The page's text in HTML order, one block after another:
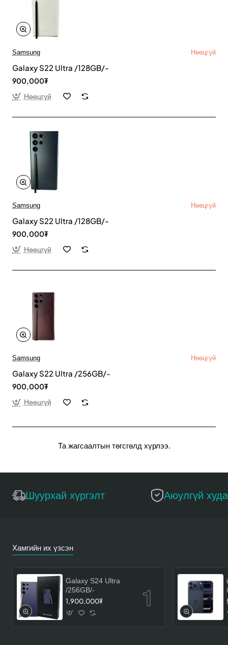
Samsung Нөөцгүй
Galaxy S22 Ultra /128GB/-
900,000₮
Нөөцгүй
Samsung Нөөцгүй
Galaxy S22 Ultra /128GB/-
900,000₮
Нөөцгүй
Samsung Нөөцгүй
Galaxy S22 Ultra /256GB/-
900,000₮
Нөөцгүй
Та жагсаалтын төгсгөлд хүрлээ.
Шуурхай хүргэлт Аюулгүй
Хамгийн их үзсэн
Galaxy S24 Ultra
/256GB/-
1,900,000₮